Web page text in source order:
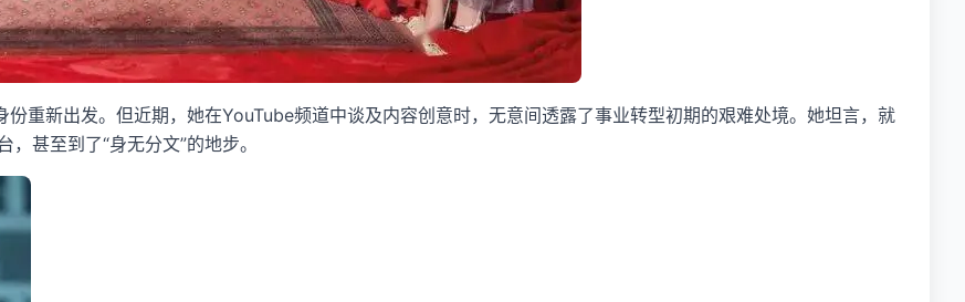
重新出发。但近期，她在YouTube频道中谈及内容创意时，无意间透露了事业转型初期的艰难处境。她坦言，就
甚至到了“身无分文”的地步。